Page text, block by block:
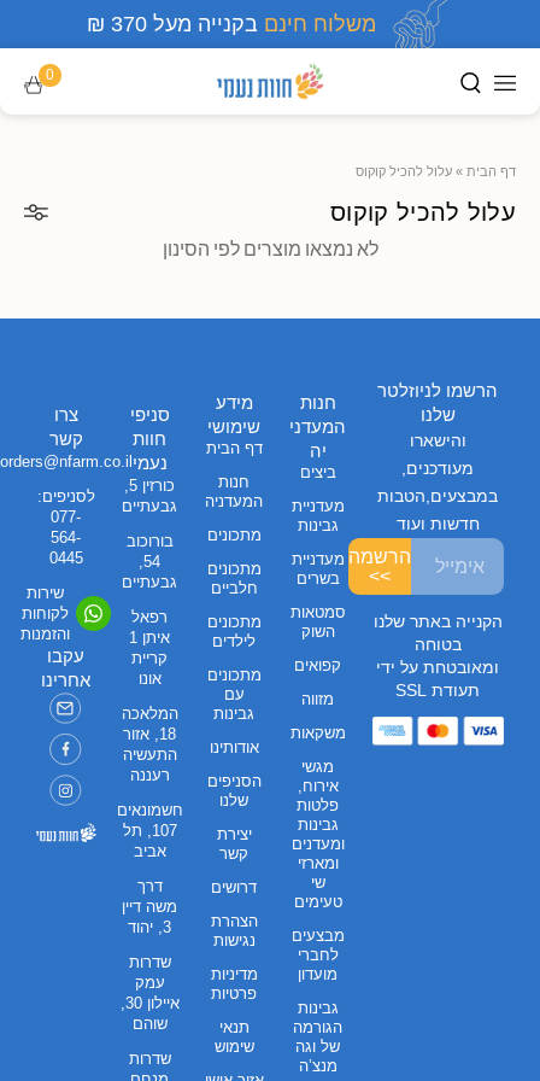
משלוח חינם בקנייה מעל 370 ₪
0
דף הבית » עלול להכיל קוקוס
עלול להכיל קוקוס
לא נמצאו מוצרים לפי הסינון
חנות
המעדני
יה
ביצים
מעדניית
גבינות
מעדניית
בשרים
סמטאות
השוק
קפואים
מזווה
משקאות
מגשי
אירוח,
פלטות
גבינות
ומעדנים
ומארזי
שי
טעימים
מבצעים
לחברי
מועדון
גבינות
הגורמה
של וגה
מנצ’ה
מידע
שימושי
דף הבית
חנות
המעדניה
מתכונים
מתכונים
חלביים
מתכונים
לילדים
מתכונים
עם
גבינות
אודותינו
הסניפים
שלנו
יצירת
קשר
דרושים
הצהרת
נגישות
מדיניות
פרטיות
תנאי
שימוש
סניפי
חוות
נעמי
כורזין 5,
גבעתיים
בורוכוב
54,
גבעתיים
רפאל
איתן 1
קריית
אונו
המלאכה
18, אזור
התעשיה
רעננה
חשמונאים
107, תל
אביב
דרך
משה דיין
3, יהוד
שדרות
עמק
איילון 30,
שוהם
שדרות
צרו
קשר
orders@nfarm.co.il
לסניפים:
077-
564-
0445
שירות
לקוחות
והזמנות
עקבו
אחרינו
הרשמו לניוזלטר
שלנו
והישארו
מעודכנים,
במבצעים,הטבות
חדשות ועוד
הרשמה
>>
הקנייה באתר שלנו
בטוחה
ומאובטחת על ידי
תעודת SSL